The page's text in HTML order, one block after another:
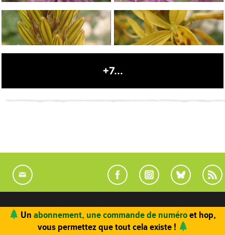
+7...
LE MAG CARNETS L'EQUIPE
Un abonnement, une commande de numéroet hop,
vous permettez que tout cela existe !